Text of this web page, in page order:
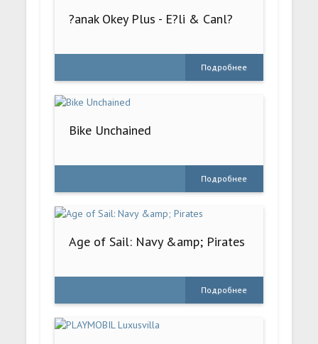
?anak Okey Plus - E?li & Canl?
Подробнее
Bike Unchained
Подробнее
Age of Sail: Navy &amp; Pirates
Подробнее